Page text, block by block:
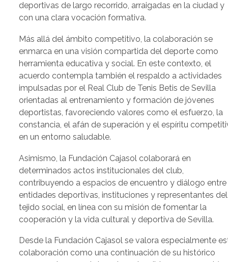
deportivas de largo recorrido, arraigadas en la ciudad y
con una clara vocación formativa.
Más allá del ámbito competitivo, la colaboración se
enmarca en una visión compartida del deporte como
herramienta educativa y social. En este contexto, el
acuerdo contempla también el respaldo a actividades
impulsadas por el Real Club de Tenis Betis de Sevilla
orientadas al entrenamiento y formación de jóvenes
deportistas, favoreciendo valores como el esfuerzo, la
constancia, el afán de superación y el espíritu
en un entorno saludable.
Asimismo, la Fundación Cajasol colaborará en
determinados actos institucionales del club,
contribuyendo a espacios de encuentro y diálogo entre
entidades deportivas, instituciones y representantes del
tejido social, en línea con su misión de fomentar la
cooperación y la vida cultural y deportiva de Sevilla.
Desde la Fundación Cajasol se valora especialmente
colaboración como una continuación de su histórico